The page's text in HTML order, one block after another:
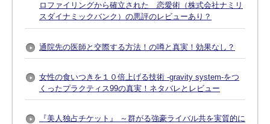
ロファイリングから確立された 恋愛術（株式会社ナミリ
スダイナミックバンク）の悪評のレビューあり？
通院先の医師と交際する方法！の噂と真実！効果なし？
女性の食いつきを１０倍上げる技術 -gravity system-をつ
くったプラクティス99の真実！ネタバレとレビュー
『美人独占チケット』 ～群がる強豪ライバル共を実質的に